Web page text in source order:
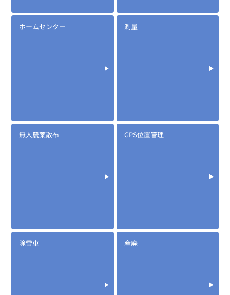
ホームセンター 測量
無人農薬散布 GPS位置管理
除雪車 産廃